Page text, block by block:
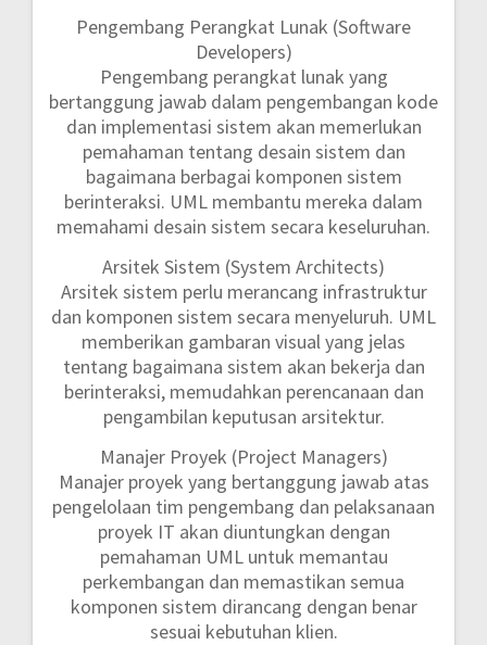
Pengembang Perangkat Lunak (Software
Developers)
Pengembang perangkat lunak yang
bertanggung jawab dalam pengembangan kode
dan implementasi sistem akan memerlukan
pemahaman tentang desain sistem dan
bagaimana berbagai komponen sistem
berinteraksi. UML membantu mereka dalam
memahami desain sistem secara keseluruhan.
Arsitek Sistem (System Architects)
Arsitek sistem perlu merancang infrastruktur
dan komponen sistem secara menyeluruh. UML
memberikan gambaran visual yang jelas
tentang bagaimana sistem akan bekerja dan
berinteraksi, memudahkan perencanaan dan
pengambilan keputusan arsitektur.
Manajer Proyek (Project Managers)
Manajer proyek yang bertanggung jawab atas
pengelolaan tim pengembang dan pelaksanaan
proyek IT akan diuntungkan dengan
pemahaman UML untuk memantau
perkembangan dan memastikan semua
komponen sistem dirancang dengan benar
sesuai kebutuhan klien.